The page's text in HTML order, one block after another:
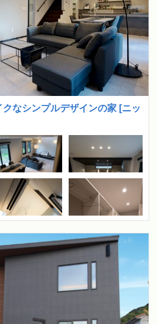
なシンプルデザインの家 [ニッ